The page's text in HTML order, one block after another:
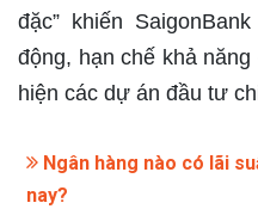
đặc” khiến
động, hạn chế khả
hiện các dự án đầu tư
Ngân hàng nào có lãi
nay?